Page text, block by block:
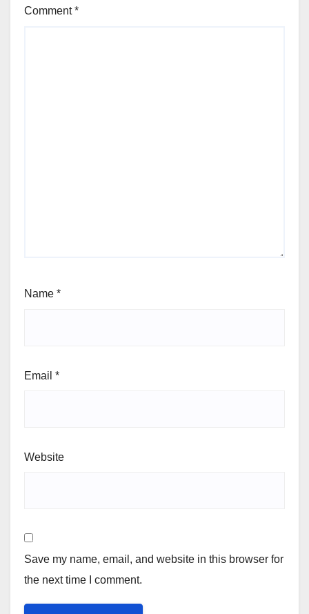
Comment*
Name *
Email *
Website
Save my name, email, and website in this browser for
the next time I comment.